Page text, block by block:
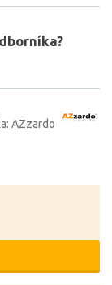
AZzardo